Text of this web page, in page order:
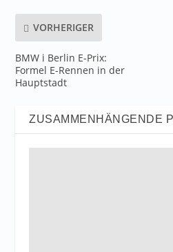
VORHERIGER
BMW i Berlin E-Prix:
Formel E-Rennen in der
Hauptstadt
ZUSAMMENHÄNGENDE